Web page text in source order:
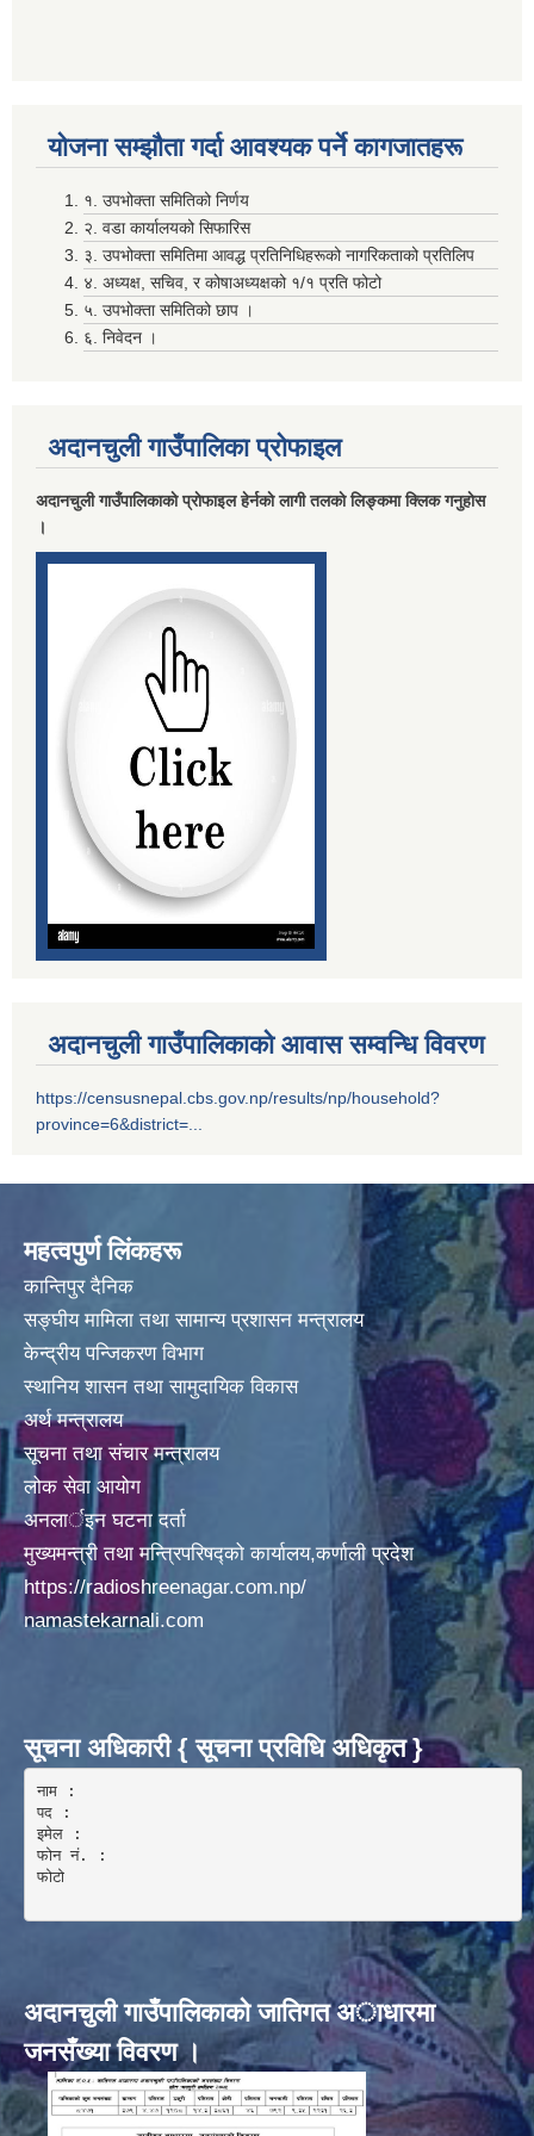
योजना सम्झाैता गर्दा आवश्यक पर्ने कागजातहरू
१. उपभोक्ता समितिको निर्णय
२. वडा कार्यालयको सिफारिस
३. उपभोक्ता समितिमा आवद्ध प्रतिनिधिहरूको नागरिकताको प्रतिलिप
४. अध्यक्ष, सचिव, र कोषाअध्यक्षको १/१ प्रति फोटो
५. उपभोक्ता समितिको छाप ।
६. निवेदन ।
अदानचुली गाउँपालिका प्राेफाइल
अदानचुली गाउँपालिकाकाे प्राेफाइल हेर्नकाे लागी तलकाे लिङ्कमा क्लिक गनुहाेस
।
अदानचुली गाउँपालिकाको आवास सम्वन्धि विवरण
https://censusnepal.cbs.gov.np/results/np/household?
province=6&district=...
महत्वपुर्ण लिंकहरू
कान्तिपुर दैनिक
सङ्घीय मामिला तथा सामान्य प्रशासन मन्त्रालय
केन्द्रीय पन्जिकरण विभाग
स्थानिय शासन तथा सामुदायिक विकास
अर्थ मन्त्रालय
सूचना तथा संचार मन्त्रालय
लोक सेवा आयोग
अनलार्इन घटना दर्ता
मुख्यमन्त्री तथा मन्त्रिपरिषद्को कार्यालय,कर्णाली प्रदेश
https://radioshreenagar.com.np/
namastekarnali.com
सूचना अधिकारी { सूचना प्रविधि अधिकृत }
नाम :
पद :
इमेल :
फोन नं. :
फोटो
अदानचुली गाउँपालिकाकाे जातिगत अाधारमा
जनसँख्या विवरण ।